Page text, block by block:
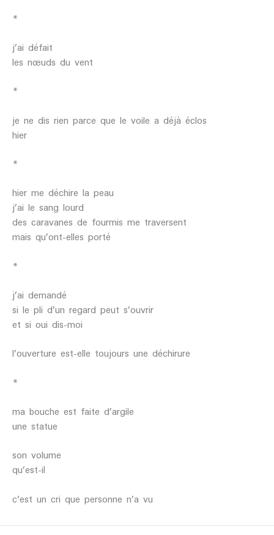
*
j’ai défait
les nœuds du vent
*
je ne dis rien parce que le voile a déjà éclos
hier
*
hier me déchire la peau
j’ai le sang lourd
des caravanes de fourmis me traversent
mais qu’ont-elles porté
*
j’ai demandé
si le pli d’un regard peut s’ouvrir
et si oui dis-moi
l’ouverture est-elle toujours une déchirure
*
ma bouche est faite d’argile
une statue
son volume
qu’est-il
c’est un cri que personne n’a vu